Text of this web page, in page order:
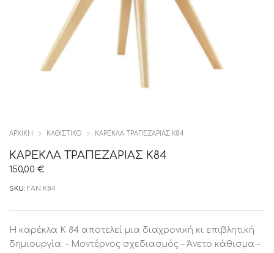
ΑΡΧΙΚΉ ΚΑΘΙΣΤΙΚΟ ΚΑΡΕΚΛΑ ΤΡΑΠΕΖΑΡΙΑΣ Κ84
ΚΑΡΕΚΛΑ ΤΡΑΠΕΖΑΡΙΑΣ Κ84
150,00 €
SKU: FAN K84
Η καρέκλα Κ 84 αποτελεί μια διαχρονική κι επιβλητική
δημιουργία. – Μοντέρνος σχεδιασμός – Άνετο κάθισμα –